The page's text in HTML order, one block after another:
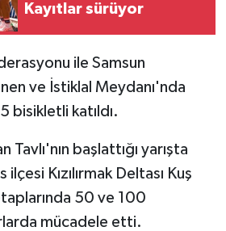
Kayıtlar sürüyor
ile Samsun
ve İstiklal Meydanı'nda
bisikletli katıldı.
Tavlı'nın başlattığı yarışta
Kızılırmak Deltası Kuş
50 ve 100
mücadele etti.